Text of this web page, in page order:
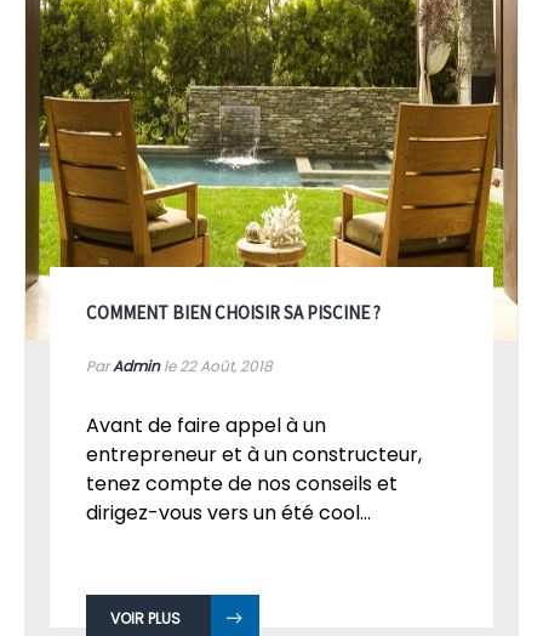
COMMENT BIEN CHOISIR SA PISCINE ?
ParAdminle 22Août, 2018
Avant de faire appel à un
entrepreneur et à un constructeur,
tenez compte de nos conseils et
dirigez-vous vers un été cool...
VOIR PLUS